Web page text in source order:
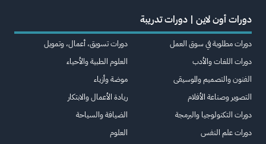
دورات أون لاين | دورات تدريبة
دورات مطلوبة في سوق العمل
دورات اللغات والأدب
الفنون والتصميم والموسيقى
التصوير وصناعة الأفلام
دورات التكنولوجيا والبرمجة
دورات علم النفس
دورات تسويق، أعمال، وتمويل
العلوم الطبية والأحياء
موضة وأزياء
ريادة الأعمال والابتكار
الضيافة والسياحة
العلوم